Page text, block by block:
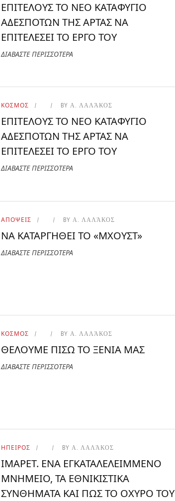
ΕΠΙΤΕΛΟΥΣ ΤΟ ΝΕΟ ΚΑΤΑΦΥΓΙΟ
ΑΔΕΣΠΟΤΩΝ ΤΗΣ ΑΡΤΑΣ ΝΑ
ΕΠΙΤΕΛΕΣΕΙ ΤΟ ΕΡΓΟ ΤΟΥ
ΔΙΑΒΑΣΤΕ ΠΕΡΙΣΣΟΤΕΡΑ
ΚΟΣΜΟΣ BY Α. ΛΑΛΆΚΟΣ
ΕΠΙΤΕΛΟΥΣ ΤΟ ΝΕΟ ΚΑΤΑΦΥΓΙΟ
ΑΔΕΣΠΟΤΩΝ ΤΗΣ ΑΡΤΑΣ ΝΑ
ΕΠΙΤΕΛΕΣΕΙ ΤΟ ΕΡΓΟ ΤΟΥ
ΔΙΑΒΑΣΤΕ ΠΕΡΙΣΣΟΤΕΡΑ
ΑΠΟΨΕΙΣ BY Α. ΛΑΛΆΚΟΣ
ΝΑ ΚΑΤΑΡΓΗΘΕΙ ΤΟ «ΜΧΟΥΣΤ»
ΔΙΑΒΑΣΤΕ ΠΕΡΙΣΣΟΤΕΡΑ
ΚΟΣΜΟΣ BY Α. ΛΑΛΆΚΟΣ
ΘΕΛΟΥΜΕ ΠΙΣΩ ΤΟ ΞΕΝΙΑ ΜΑΣ
ΔΙΑΒΑΣΤΕ ΠΕΡΙΣΣΟΤΕΡΑ
ΗΠΕΙΡΟΣ BY Α. ΛΑΛΆΚΟΣ
ΙΜΑΡΕΤ. ΕΝΑ ΕΓΚΑΤΑΛΕΛΕΙΜΜΕΝΟ
ΜΝΗΜΕΙΟ, ΤΑ ΕΘΝΙΚΙΣΤΙΚΑ
ΣΥΝΘΗΜΑΤΑ ΚΑΙ ΠΩΣ ΤΟ ΟΧΥΡΟ ΤΟΥ